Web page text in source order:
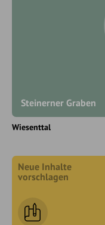
Steinerner Graben
Wiesenttal
Neue Inhalte
vorschlagen